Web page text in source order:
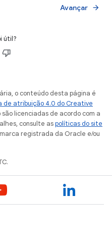
Avançar arrow_forward
útil?
o conteúdo desta página é
de atribuição 4.0 do Creative
licenciadas de acordo com a
consulte aspolíticas do site
registrada da Oracle e/ou